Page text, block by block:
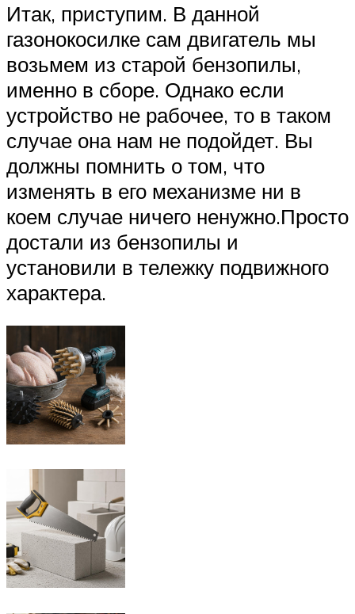
Итак, приступим. В данной
газонокосилке сам двигатель мы
возьмем из старой бензопилы,
именно в сборе. Однако если
устройство не рабочее, то в таком
случае она нам не подойдет. Вы
должны помнить о том, что
изменять в его механизме ни в
коем случае ничего ненужно.Просто
достали из бензопилы и
установили в тележку подвижного
характера.